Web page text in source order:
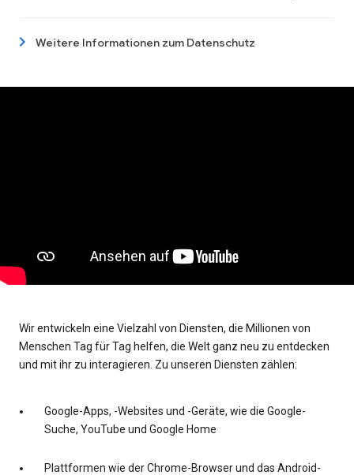
Weitere Informationen zum Datenschutz
Wir entwickeln eine Vielzahl von Diensten, die Millionen von
Menschen Tag für Tag helfen, die Welt ganz neu zu entdecken
und mit ihr zu interagieren. Zu unseren Diensten zählen:
Google-Apps, -Websites und -Geräte, wie die Google-
Suche, YouTube und Google Home
Plattformen wie der Chrome-Browser und das Android-